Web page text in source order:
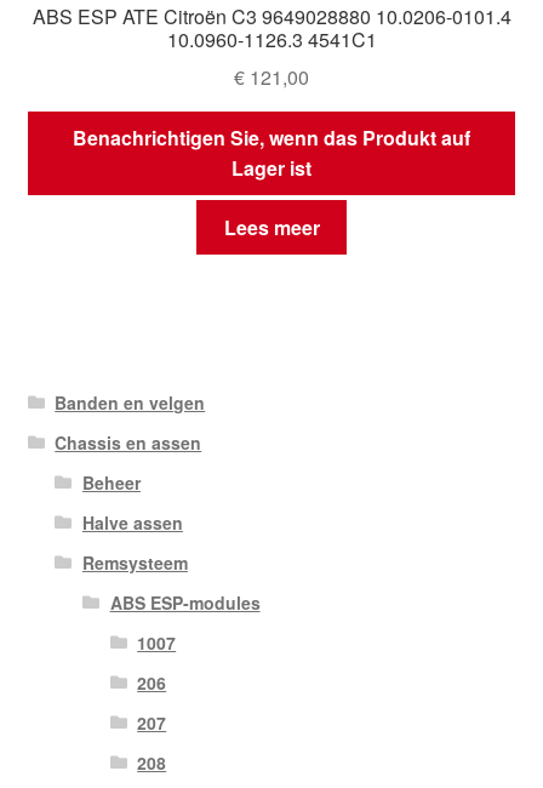
ABS ESP ATE Citroën C3 9649028880 10.0206-0101.4
10.0960-1126.3 4541C1
€ 121,00
Benachrichtigen Sie, wenn das Produkt auf
Lager ist
Lees meer
Banden en velgen
Chassis en assen
Beheer
Halve assen
Remsysteem
ABS ESP-modules
1007
206
207
208